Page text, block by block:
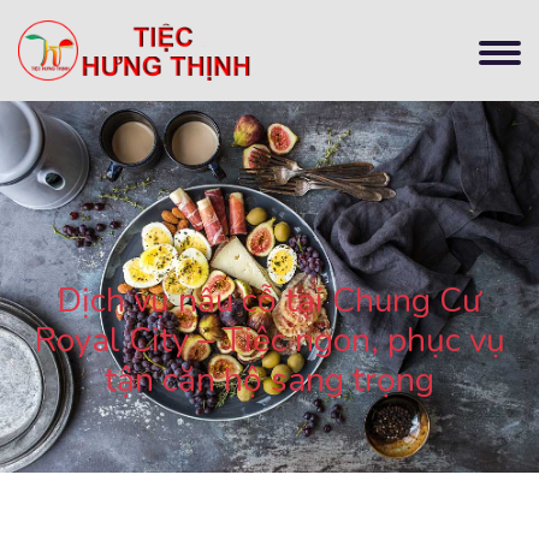
Dịch vụ nấu cỗ tại Chung Cư
Royal City – Tiệc ngon, phục vụ
tận căn hộ sang trọng